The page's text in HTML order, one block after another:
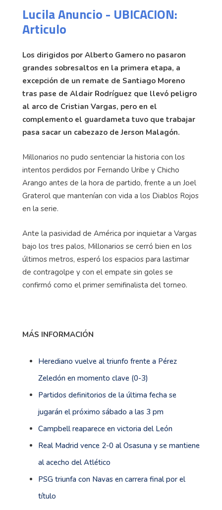
Lucila Anuncio - UBICACION:
Articulo
Los dirigidos por Alberto Gamero no pasaron
grandes sobresaltos en la primera etapa, a
excepción de un remate de Santiago Moreno
tras pase de Aldair Rodríguez que llevó peligro
al arco de Cristian Vargas, pero en el
complemento el guardameta tuvo que trabajar
pasa sacar un cabezazo de Jerson Malagón.
Millonarios no pudo sentenciar la historia con los
intentos perdidos por Fernando Uribe y Chicho
Arango antes de la hora de partido, frente a un Joel
Graterol que mantenían con vida a los Diablos Rojos
en la serie.
Ante la pasividad de América por inquietar a Vargas
bajo los tres palos, Millonarios se cerró bien en los
últimos metros, esperó los espacios para lastimar
de contragolpe y con el empate sin goles se
confirmó como el primer semifinalista del torneo.
MÁS INFORMACIÓN
Herediano vuelve al triunfo frente a Pérez
Zeledón en momento clave (0-3)
Partidos definitorios de la última fecha se
jugarán el próximo sábado a las 3 pm
Campbell reaparece en victoria del León
Real Madrid vence 2-0 al Osasuna y se mantiene
al acecho del Atlético
PSG triunfa con Navas en carrera final por el
título